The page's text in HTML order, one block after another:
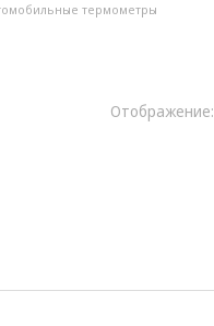
термометры
Отображение: